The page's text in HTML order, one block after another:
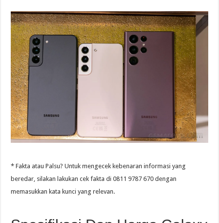
* Fakta atau Palsu? Untuk mengecek kebenaran informasi yang
beredar, silakan lakukan cek fakta di 0811 9787 670 dengan
memasukkan kata kunci yang relevan.